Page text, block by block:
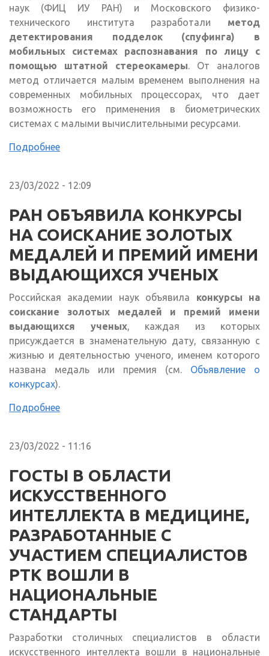
наук (ФИЦ ИУ РАН) и Московского физико-
технического института разработали метод
детектирования подделок (спуфинга) в
мобильных системах распознавания по лицу с
помощью штатной стереокамеры. От аналогов
метод отличается малым временем выполнения на
современных мобильных процессорах, что дает
возможность его применения в биометрических
системах с малыми вычислительными ресурсами.
Подробнее
23/03/2022 - 12:09
РАН ОБЪЯВИЛА КОНКУРСЫ
НА СОИСКАНИЕ ЗОЛОТЫХ
МЕДАЛЕЙ И ПРЕМИЙ ИМЕНИ
ВЫДАЮЩИХСЯ УЧЕНЫХ
Российская академии наук объявила конкурсы на
соискание золотых медалей и премий имени
выдающихся ученых, каждая из которых
присуждается в знаменательную дату, связанную с
жизнью и деятельностью ученого, именем которого
названа медаль или премия (см. Объявление о
конкурсах).
Подробнее
23/03/2022 - 11:16
ГОСТЫ В ОБЛАСТИ
ИСКУССТВЕННОГО
ИНТЕЛЛЕКТА В МЕДИЦИНЕ,
РАЗРАБОТАННЫЕ С
УЧАСТИЕМ СПЕЦИАЛИСТОВ
РТК ВОШЛИ В
НАЦИОНАЛЬНЫЕ
СТАНДАРТЫ
Разработки столичных специалистов в области
искусственного интеллекта вошли в национальные